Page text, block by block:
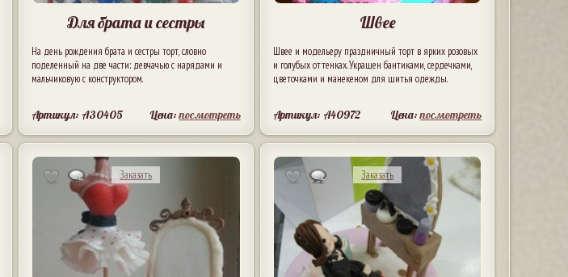
Для брата и сестры
На день рождения брата и сестры торт, словно
поделенный на две части: девчачью с нарядами и
мальчиковую с конструктором.
Артикул: A30405 Цена:посмотреть
Швее
Швее и модельеру праздничный торт в ярких розовых
и голубых оттенках. Украшен бантиками, сердечками,
цветочками и манекеном для шитья одежды.
Артикул: A40972 Цена:посмотреть
Заказать Заказать